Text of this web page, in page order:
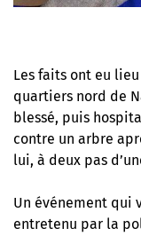
Les faits ont eu
quartiers nord de
blessé, puis
contre un arbre
lui, à deux pas
Un événement qui
entretenu par la